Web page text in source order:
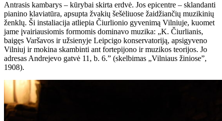
Antrasis kambarys – kūrybai skirta erdvė. Jos epicentre – sklandanti
pianino klaviatūra, apsupta žvakių šešėliuose žaidžiančių muzikinių
ženklų. Ši instaliacija atliepia Čiurlionio gyvenimą Vilniuje, kuomet
jame įvairiausiomis formomis dominavo muzika: „K. Čiurlianis,
baigęs Varšavos ir užsienyje Leipcigo konservatoriją, apsigyveno
Vilniuj ir mokina skambinti ant fortepijono ir muzikos teorijos. Jo
adresas Andrejevo gatvė 11, b. 6.” (skelbimas „Vilniaus žiniose”,
1908).